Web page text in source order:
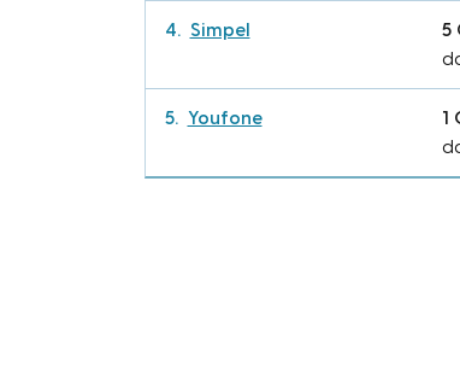
Simpel
5
Youfone
1